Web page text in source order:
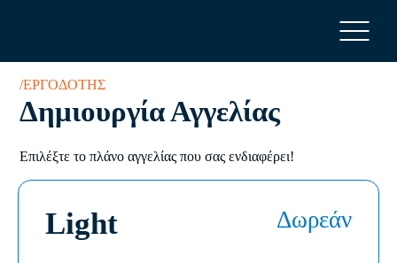
/ΕΡΓΟΔΌΤΗΣ
Δημιουργία Αγγελίας
Eπιλέξτε το πλάνο αγγελίας που σας ενδιαφέρει!
Light Δωρεάν